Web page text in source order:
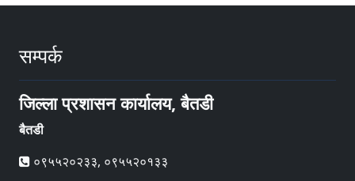
सम्पर्क
जिल्ला प्रशासन कार्यालय, बैतडी
बैतडी
०९५५२०२३३, ०९५५२०१३३